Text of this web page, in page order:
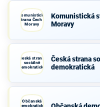
Komunistická
strana Čech a
Moravy
Komunistická
Moravy
Česká strana
sociálně
demokratická
Česká strana
demokratická
Občanská
demokratická